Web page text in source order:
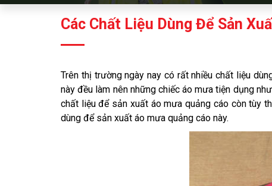
Các Chất Liệu Dùng Để Sản
Trên thị trường ngày nay có rất nhiều chất liệu
này đều làm nên những chiếc áo mưa tiện dụng
chất liệu để sản xuất áo mưa quảng cáo còn tùy
dùng để sản xuất áo mưa quảng cáo này.